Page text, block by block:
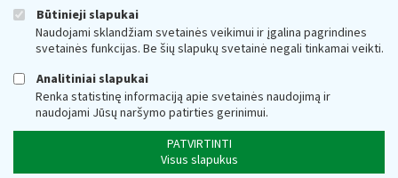
Būtinieji slapukai
Naudojami sklandžiam svetainės veikimui ir įgalina pagrindines
svetainės funkcijas. Be šių slapukų svetainė negali tinkamai veikti.
Analitiniai slapukai
Renka statistinę informaciją apie svetainės naudojimą ir
naudojami Jūsų naršymo patirties gerinimui.
PATVIRTINTI
Visus slapukus